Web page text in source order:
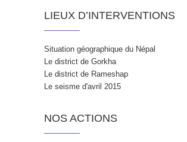
LIEUX D’INTERVENTIONS
Situation géographique du Népal
Le district de Gorkha
Le district de Rameshap
Le seisme d'avril 2015
NOS ACTIONS